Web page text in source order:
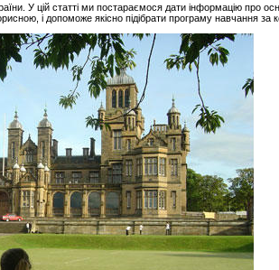
У цій статті ми постараємося дати інформацію про
і допоможе якісно підібрати програму навчання за